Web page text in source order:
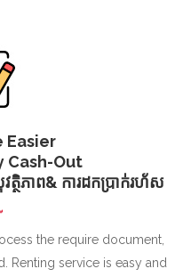
Easier
Cash-Out
ថិភាព& ការដកប្រាក់រហ័ស
the require document,
Renting service is easy and